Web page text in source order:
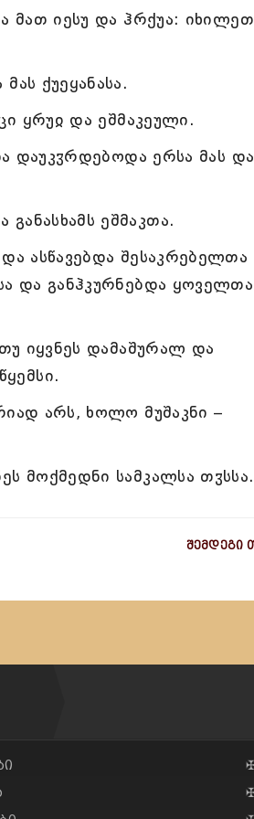
მათ იესუ და ჰრქუა:
ქუეყანასა.
ყრუჲ და ეშმაკეული.
დაუკჳრდებოდა ერსა მას და
ეშმაკთა.
ასწავებდა შესაკრებელთა
და განჰკურნებდა ყოველთა
იყვნეს დამაშურალ და
არს, ხოლო მუშაკნი –
მოქმედნი სამკალსა თჳსსა.
შემდეგი